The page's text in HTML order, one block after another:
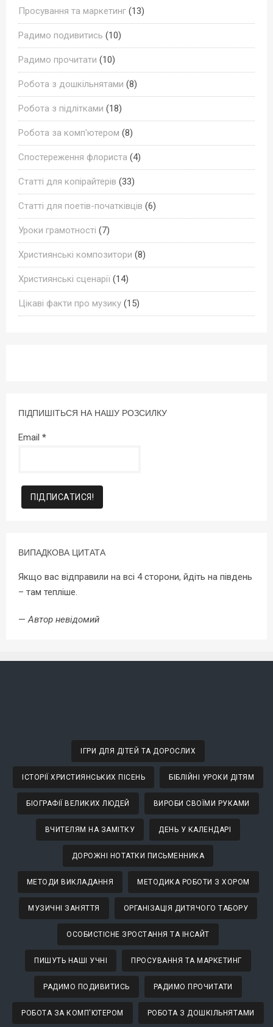
Просування та маркетинг (13)
Радимо подивитись (10)
Радимо прочитати (10)
Робота з дошкільнятами (8)
Робота з підлітками (18)
Робота за комп'ютером (8)
Спостереження флориста (4)
Статті для копірайтерів (33)
Статті для поетів-початківців (6)
Уроки грамотності (7)
Християнські композитори (8)
Християнські сценарії (14)
Цікаві факти про музику (15)
ПІДПИШІТЬСЯ НА НАШУ РОЗСИЛКУ
Email *
ВИПАДКОВА ЦИТАТА
Якщо вас відправили на всі 4 сторони, йдіть на південь
– там тепліше.
—Автор невідомий
ІГРИ ДЛЯ ДІТЕЙ ТА ДОРОСЛИХ
ІСТОРІЇ ХРИСТИЯНСЬКИХ ПІСЕНЬ БІБЛІЙНІ УРОКИ ДІТЯМ
БІОГРАФІЇ ВЕЛИКИХ ЛЮДЕЙ ВИРОБИ СВОЇМИ РУКАМИ
ВЧИТЕЛЯМ НА ЗАМІТКУ ДЕНЬ У КАЛЕНДАРІ
ДОРОЖНІ НОТАТКИ ПИСЬМЕННИКА
МЕТОДИ ВИКЛАДАННЯ МЕТОДИКА РОБОТИ З ХОРОМ
МУЗИЧНІ ЗАНЯТТЯ ОРГАНІЗАЦІЯ ДИТЯЧОГО ТАБОРУ
ОСОБИСТІСНЕ ЗРОСТАННЯ ТА ІНСАЙТ
ПИШУТЬ НАШІ УЧНІ ПРОСУВАННЯ ТА МАРКЕТИНГ
РАДИМО ПОДИВИТИСЬ РАДИМО ПРОЧИТАТИ
РОБОТА ЗА КОМП'ЮТЕРОМ РОБОТА З ДОШКІЛЬНЯТАМИ